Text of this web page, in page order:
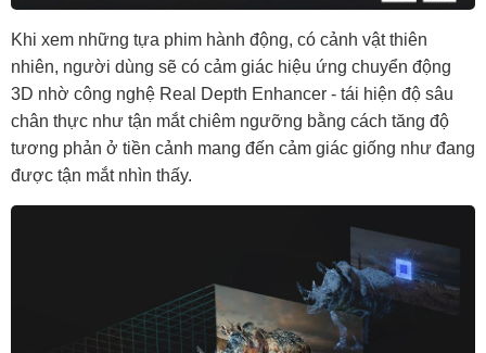
Khi xem những tựa phim hành động, có cảnh vật thiên
nhiên, người dùng sẽ có cảm giác hiệu ứng chuyển động
3D nhờ công nghệ Real Depth Enhancer - tái hiện độ sâu
chân thực như tận mắt chiêm ngưỡng bằng cách tăng độ
tương phản ở tiền cảnh mang đến cảm giác giống như đang
được tận mắt nhìn thấy.